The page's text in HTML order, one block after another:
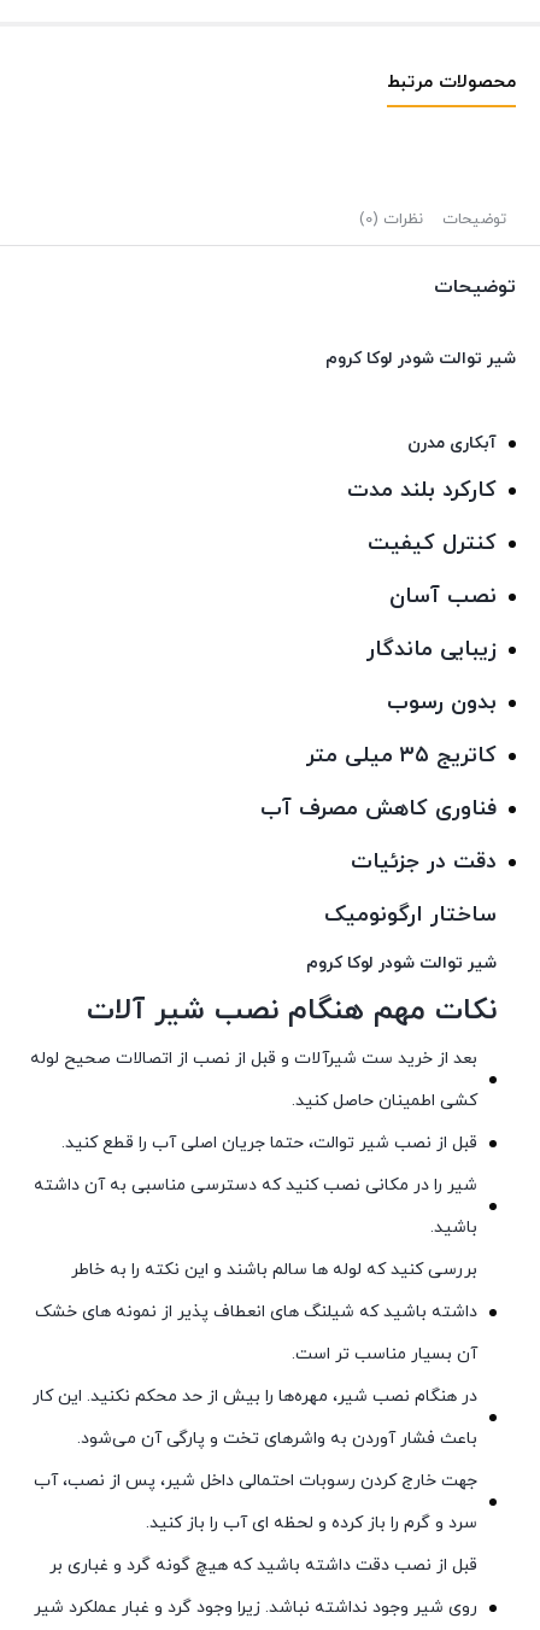
محصولات مرتبط
توضیحات نظرات (0)
توضیحات
شیر توالت شودر لوکا کروم
آبکاری مدرن
کارکرد بلند مدت
كنترل كيفيت
نصب آسان
زیبایی ماندگار
بدون رسوب
کاتریج ۳۵ میلی متر
فناوری کاهش مصرف آب
دقت در جزئیات
ساختار ارگونومیک
شیر توالت شودر لوکا کروم
نکات مهم هنگام نصب شیر آلات
بعد از خرید ست شیرآلات و قبل از نصب از اتصالات صحیح لوله
کشی اطمینان حاصل کنید.
قبل از نصب شیر توالت، حتما جریان اصلی آب را قطع کنید.
شیر را در مکانی نصب کنید که دسترسی مناسبی به آن داشته
باشید.
بررسی کنید که لوله ها سالم باشند و این نکته را به خاطر
داشته باشید که شیلنگ های انعطاف پذیر از نمونه های خشک
آن بسیار مناسب تر است.
در هنگام نصب شیر، مهره‌ها را بیش از حد محکم نکنید. این کار
باعث فشار آوردن به واشرهای تخت و پارگی آن می‌شود.
جهت خارج کردن رسوبات احتمالی داخل شیر، پس از نصب، آب
سرد و گرم را باز کرده و لحظه ای آب را باز کنید.
قبل از نصب دقت داشته باشید که هیچ گونه گرد و غباری بر
روی شیر وجود نداشته نباشد. زیرا وجود گرد و غبار عملکرد شیر